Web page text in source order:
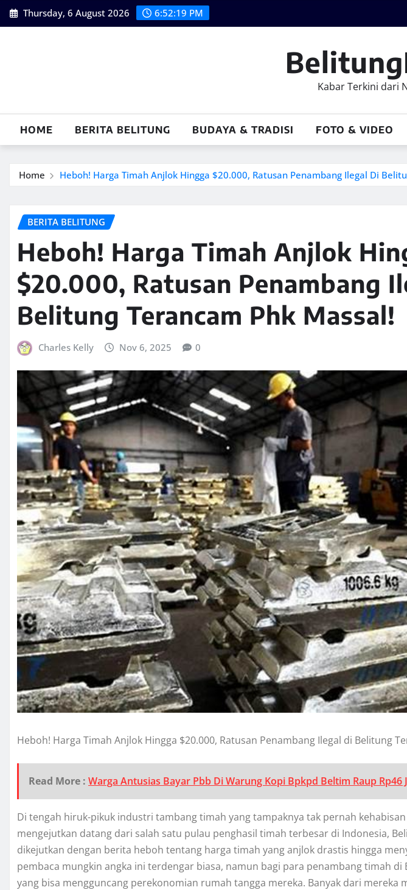
Skip
to
Thursday, 6 August 2026 6:52:20 PM
Kabar Terkini dari
HOME BERITA BELITUNG BUDAYA & TRADISI FOTO & VIDEO
Home Heboh! Harga Timah Anjlok Hingga $20.000, Ratusan Penambang Ilegal Di
BERITA BELITUNG
Heboh! Harga Timah Anjlok
$20.000, Ratusan Penambang
Belitung Terancam Phk Massal!
Charles Kelly Nov 6, 2025 0
Heboh! Harga Timah Anjlok Hingga $20.000, Ratusan Penambang Ilegal di Belitung
Read More : Warga Antusias Bayar Pbb Di Warung Kopi Bpkpd Beltim Raup Rp46
Di tengah hiruk-pikuk industri tambang timah yang tampaknya tak pernah
mengejutkan datang dari salah satu pulau penghasil timah terbesar di Indonesia,
dikejutkan dengan berita heboh tentang harga timah yang anjlok drastis hingga
pembaca mungkin angka ini terdengar biasa, namun bagi para penambang timah di
yang bisa mengguncang perekonomian rumah tangga mereka. Banyak dari mereka